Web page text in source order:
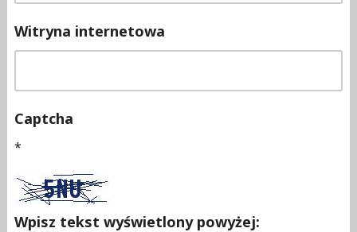
Witryna internetowa
Captcha
*
Wpisz tekst wyświetlony powyżej: